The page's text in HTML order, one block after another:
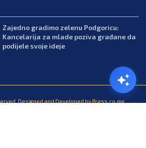
Zajedno gradimo zelenu Podgoricu:
Kancelarija za mlade poziva građane da
podijele svoje ideje
Designed and Developed by Press.co.me